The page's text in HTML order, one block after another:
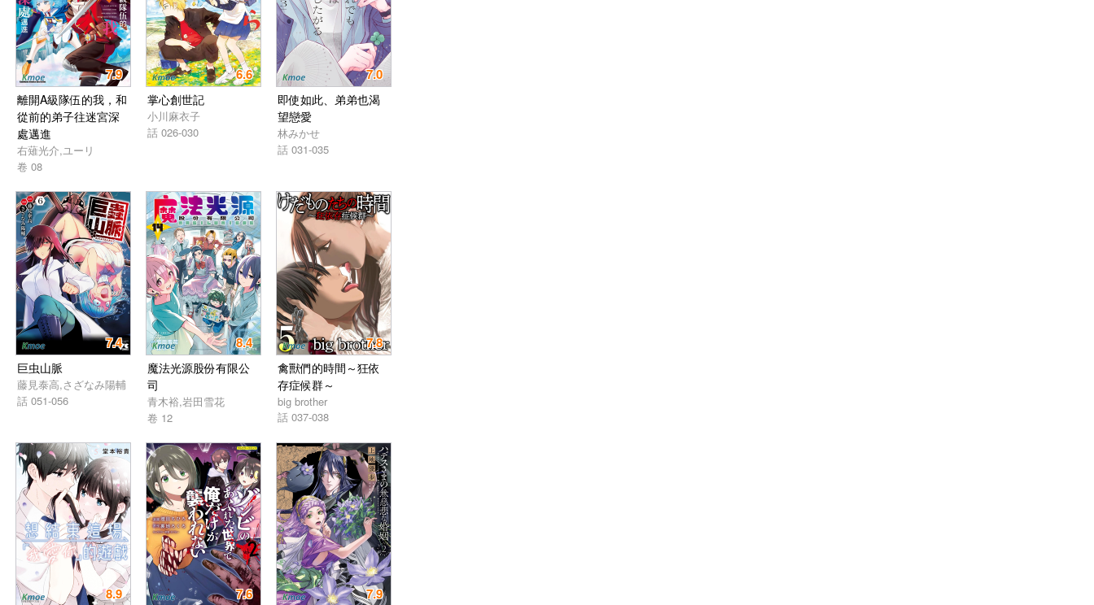
7.9
離開A級隊伍的我，和
從前的弟子往迷宮深
處邁進
右薙光介,ユーリ
卷 08
6.6
掌心創世記
小川麻衣子
話 026-030
7.0
即使如此、弟弟也渴
望戀愛
林みかせ
話 031-035
7.4
巨虫山脈
藤見泰高,さざなみ陽輔
話 051-056
8.4
魔法光源股份有限公
司
青木裕,岩田雪花
卷 12
7.8
禽獸們的時間～狂依
存症候群～
big brother
話 037-038
8.9 7.6 7.9